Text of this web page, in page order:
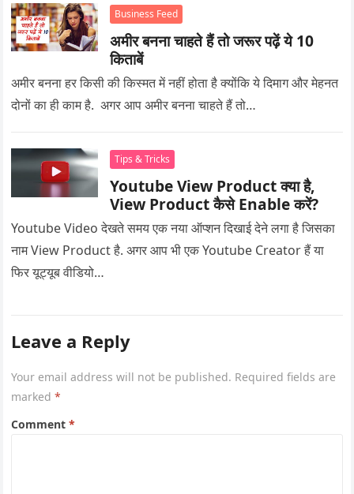
Business Feed
अमीर बनना चाहते हैं तो जरूर पढ़ें ये 10
किताबें
अमीर बनना हर किसी की किस्मत में नहीं होता है क्योंकि ये दिमाग और मेहनत
दोनों का ही काम है. अगर आप अमीर बनना चाहते हैं तो…
Tips & Tricks
Youtube View Product क्या है,
View Product कैसे Enable करें?
Youtube Video देखते समय एक नया ऑप्शन दिखाई देने लगा है जिसका
नाम View Product है. अगर आप भी एक Youtube Creator हैं या
फिर यूट्यूब वीडियो…
Leave a Reply
Your email address will not be published. Required fields are
marked*
Comment*